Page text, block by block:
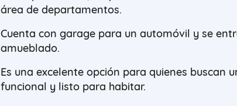
área de departamentos.
Cuenta con garage para un automóvil y se
amueblado.
Es una excelente opción para quienes buscan
funcional y listo para habitar.